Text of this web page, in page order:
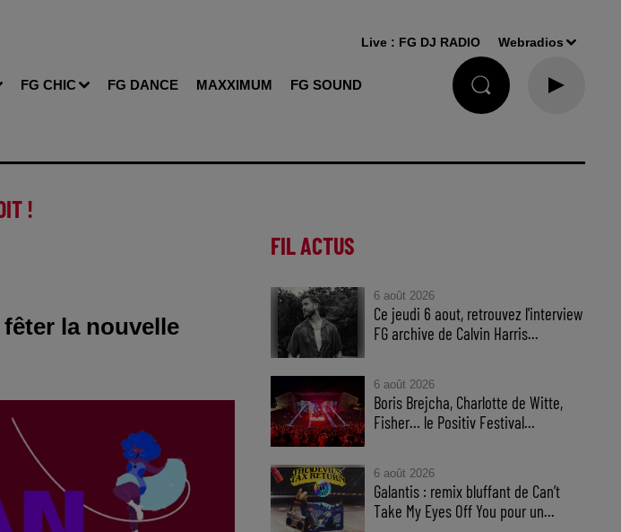
FG CHIC FG DANCE MAXXIMUM FG SOUND
Live : FG DJ RADIO Webradios
!
la nouvelle
FIL ACTUS
6 août 2026
Ce jeudi 6 aout, retrouvez l'interview
FG archive de Calvin Harris...
6 août 2026
Boris Brejcha, Charlotte de Witte,
Fisher… le Positiv Festival...
6 août 2026
Galantis : remix bluffant de Can’t
Take My Eyes Off You pour un...